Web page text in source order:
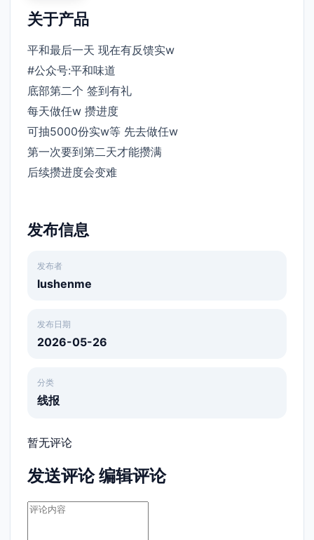
关于产品
平和最后一天 现在有反馈实w
#公众号:平和味道
底部第二个 签到有礼
每天做任w 攒进度
可抽5000份实w等 先去做任w
第一次要到第二天才能攒满
后续攒进度会变难 ​
发布信息
发布者
lushenme
发布日期
2026-05-26
分类
线报
暂无评论
发送评论 编辑评论